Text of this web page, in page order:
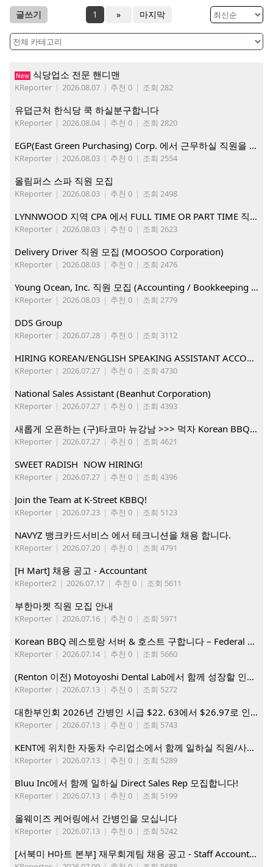
글쓰기 1 » 마지막
New 식당업소 전문 핸디맨
KReporter | 2026.08.07 | 추천 0 | 조회 282
유덥근처 한식당 쿡 하실분구합니다
KReporter | 2026.08.04 | 추천 0 | 조회 2820
EGP(East Green Purchasing) Corp. 에서 근무하실 직원을 아래와 같이 모집합니다.
KReporter | 2026.08.03 | 추천 0 | 조회 2554
올림퍼스 스파 직원 모집
KReporter | 2026.08.03 | 추천 0 | 조회 2498
LYNNWOOD 지역 CPA 에서 FULL TIME OR PART TIME 직원을 찾습니다
KReporter | 2026.08.03 | 추천 0 | 조회 2623
Delivery Driver 직원 모집 (MOOSOO Corporation)
KReporter | 2026.08.03 | 추천 0 | 조회 2476
Young Ocean, Inc. 직원 모집 (Accounting / Bookkeeping 분야)
KReporter | 2026.08.03 | 추천 0 | 조회 2779
DDS Group
KReporter | 2026.07.28 | 추천 0 | 조회 3112
HIRING KOREAN/ENGLISH SPEAKING ASSISTANT ACCOUNT MANAGER
KReporter | 2026.07.27 | 추천 0 | 조회 4730
National Sales Assistant (Beanhut Corporation)
KReporter | 2026.07.27 | 추천 0 | 조회 4393
새롭게 오픈하는 (구)타코마 뉴강남 >>> 먹자 Korean BBQ 구인중
KReporter | 2026.07.27 | 추천 0 | 조회 4621
SWEET RADISH NOW HIRING!
KReporter | 2026.07.27 | 추천 0 | 조회 4396
Join the Team at K-Street KBBQ!
KReporter | 2026.07.23 | 추천 0 | 조회 5123
NAVYZ 뱅크카드서비스 에서 테크니션을 채용 합니다.
KReporter | 2026.07.20 | 추천 0 | 조회 4791
[H Mart] 채용 공고 - Accountant
KReporter2 | 2026.07.17 | 추천 0 | 조회 5611
부한마켓 직원 모집 안내
KReporter | 2026.07.16 | 추천 0 | 조회 5971
Korean BBQ 레스토랑 서버 & 호스트 구합니다 – Federal Way & Tacoma $45-$60/hr (server), $21-23/hr (Host)
KReporter | 2026.07.14 | 추천 0 | 조회 5660
(Renton 이전) Motoyoshi Dental Lab에서 함께 성장할 인재를 모십니다.
KReporter | 2026.07.13 | 추천 0 | 조회 5272
대한부인회 2026년 간병인 시급 $22. 63에서 $26.97로 인상. 지금 간병인들을 모집합니다
KReporter | 2026.07.13 | 추천 0 | 조회 5743
KENT에 위치한 자동차 수리업소에서 함께 일하실 직원/사무직원 구합니다.
KReporter | 2026.07.13 | 추천 0 | 조회 5289
Bluu Inc에서 함께 일하실 Direct Sales Rep 모집합니다!
KReporter | 2026.07.13 | 추천 0 | 조회 5199
올웨이즈 케어링에서 간병인을 모십니다
KReporter | 2026.07.13 | 추천 0 | 조회 5242
[서북미 H마트 본부] 재무회계팀 채용 공고 - Staff Accountant